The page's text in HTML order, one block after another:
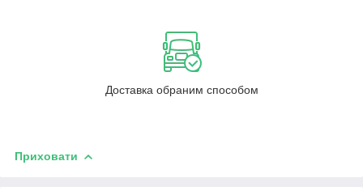
Доставка обраним способом
Приховати